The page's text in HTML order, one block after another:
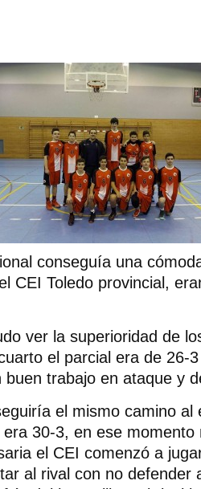
conseguía una
CEI Toledo provincial,
ver la superioridad de
el parcial era de 26-
buen trabajo en ataque y
el mismo camino al
30-3, en ese momento
el CEI comenzó a
al rival con no defender